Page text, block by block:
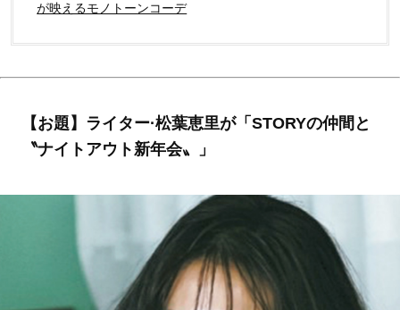
が映えるモノトーンコーデ
【お題】ライター·松葉恵里が「STORYの仲間と
〝ナイトアウト新年会〟」